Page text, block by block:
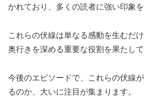
かれており、多くの読者に強い印象を
これらの伏線は単なる感動を生むだ
奥行きを深める重要な役割を果たして
今後のエピソードで、これらの伏線
るのか、大いに注目が集まります。